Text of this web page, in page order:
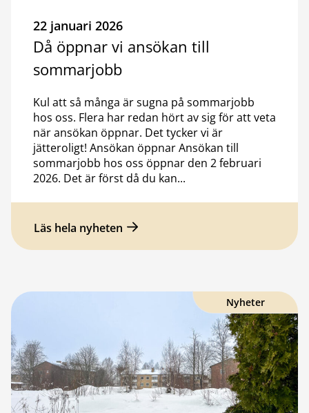
22 januari 2026
Då öppnar vi ansökan till
sommarjobb
Kul att så många är sugna på sommarjobb
hos oss. Flera har redan hört av sig för att veta
när ansökan öppnar. Det tycker vi är
jätteroligt! Ansökan öppnar Ansökan till
sommarjobb hos oss öppnar den 2 februari
2026. Det är först då du kan...
Läs hela nyheten
Nyheter